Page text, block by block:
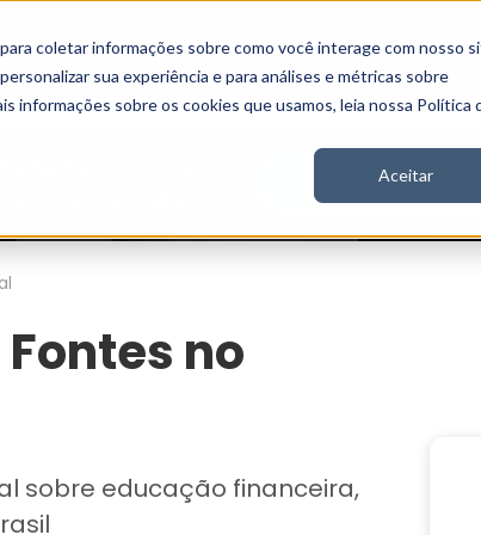
coletar informações sobre como você interage com nosso
sua experiência e para análises e métricas sobre
sobre os cookies que usamos, leia nossa Política
Aceitar
Stories Inscreva-se
no
sobre educação financeira,